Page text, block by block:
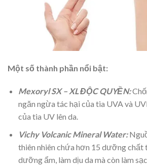
Một số thành phần nổi bật:
Mexoryl SX – XL ĐỘC QUYỀN:
ngăn ngừa tác hại của tia UVA và
của tia UV lên da.
Vichy Volcanic Mineral Water:
thiên nhiên chứa hơn 15 dưỡng chất
dưỡng ẩm, làm dịu da mà còn làm